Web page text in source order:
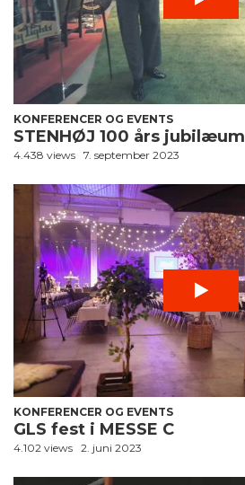
KONFERENCER OG EVENTS
STENHØJ 100 års jubilæum
4.438 views 7. september 2023
KONFERENCER OG EVENTS
GLS fest i MESSE C
4.102 views 2. juni 2023